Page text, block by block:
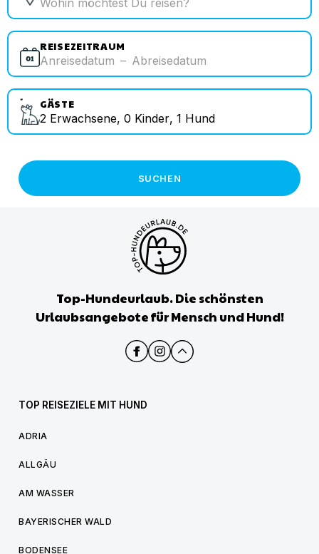
REISEZEITRAUM
Anreisedatum – Abreisedatum
GÄSTE
2 Erwachsene, 0 Kinder, 1 Hund
SUCHEN
Top-Hundeurlaub. Die schönsten
Urlaubsangebote für Mensch und Hund!
TOP REISEZIELE MIT HUND
ADRIA
ALLGÄU
AM WASSER
BAYERISCHER WALD
BODENSEE